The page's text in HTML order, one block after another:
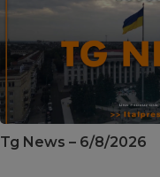
Tg News – 6/8/2026